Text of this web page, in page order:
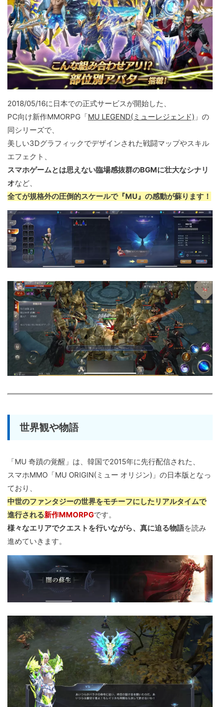
2018/05/16に日本での正式サービスが開始した、
PC向け新作MMORPG「MU LEGEND(ミューレジェンド) 」の
同シリーズで、
美しい3Dグラフィックでデザインされた戦闘マップやスキル
エフェクト、
スマホゲームとは思えない臨場感抜群のBGMに壮大なシナリ
オなど、
全てが規格外の圧倒的スケールで『MU』の感動が蘇ります！
世界観や物語
「MU 奇蹟の覚醒」は、韓国で2015年に先行配信された、
スマホMMO「MU ORIGIN(ミュー オリジン)」の日本版となっ
ており、
中世のファンタジーの世界をモチーフにしたリアルタイムで
進行される新作MMORPGです。
様々なエリアでクエストを行いながら、真に迫る物語を読み
進めていきます。